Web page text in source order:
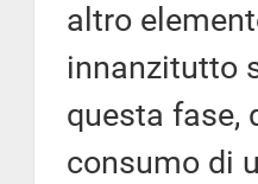
altro
innanzitutto
questa fase,
consumo di